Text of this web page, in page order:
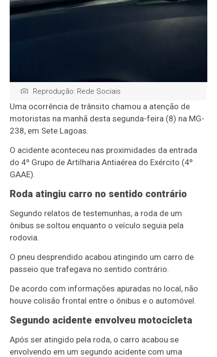
Reprodução: Rede Sociais
Uma ocorrência de trânsito chamou a atenção de
motoristas na manhã desta segunda-feira (8) na MG-
238, em Sete Lagoas.
O acidente aconteceu nas proximidades da entrada
do4º Grupo de Artilharia Antiaérea do Exército (4º
GAAE).
Roda atingiu carro no sentido contrário
Segundo relatos de testemunhas, a roda de um
ônibus se soltou enquanto o veículo seguia pela
rodovia.
O pneu desprendido acabou atingindo um carro de
passeio que trafegava no sentido contrário.
De acordo com informações apuradas no local, não
houve colisão frontal entre o ônibus e o automóvel.
Segundo acidente envolveu motocicleta
Após ser atingido pela roda, o carro acabou se
envolvendo em um segundo acidente com uma